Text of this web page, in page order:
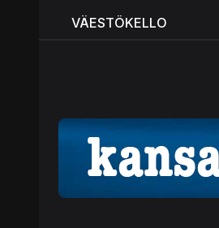
VÄESTÖKELLO